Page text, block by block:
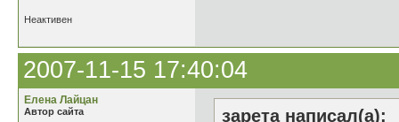
Неактивен
2007-11-15 17:40:04
Елена Лайцан
Автор сайта
зарета написал(а):